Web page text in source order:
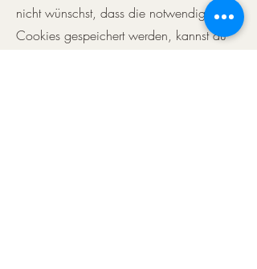
nicht wünschst, dass die notwendigen
Cookies gespeichert werden, kannst du